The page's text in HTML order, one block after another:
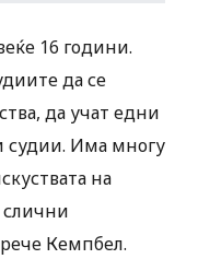
16 години.
да се
да учат едни
судии. Има многу
на
слични
Кемпбел.